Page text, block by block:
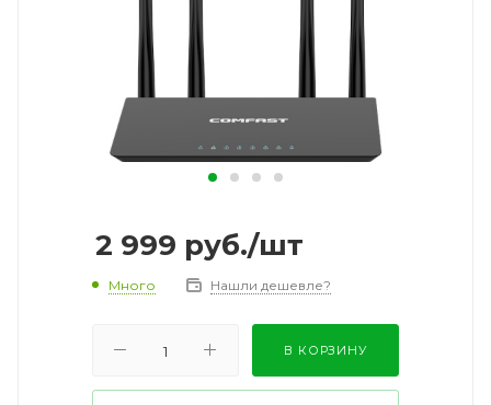
2 999 руб./шт
Много Нашли дешевле?
В КОРЗИНУ